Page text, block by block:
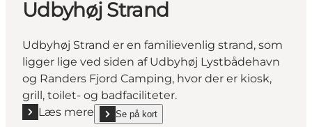
Udbyhøj Strand
Udbyhøj Strand er en familievenlig strand, som
ligger lige ved siden af Udbyhøj Lystbådehavn
og Randers Fjord Camping, hvor der er kiosk,
grill, toilet- og badfaciliteter.
Læs mere
Læs mere "Udbyhøj Strand"
Se på kort
show Udbyhøj Strand on_map